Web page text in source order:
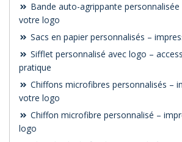
Bande auto-agrippante
votre logo
Sacs en papier personnalisés –
Sifflet personnalisé avec logo –
pratique
Chiffons microfibres personnalisés –
votre logo
Chiffon microfibre personnalisé –
logo